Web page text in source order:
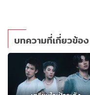
บทความที่เกี่ยวข้อง